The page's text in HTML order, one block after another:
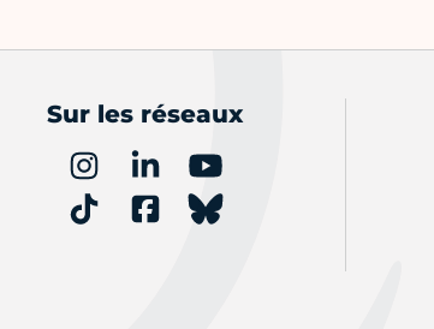
Sur les réseaux